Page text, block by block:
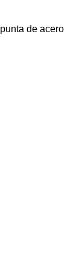
de acero